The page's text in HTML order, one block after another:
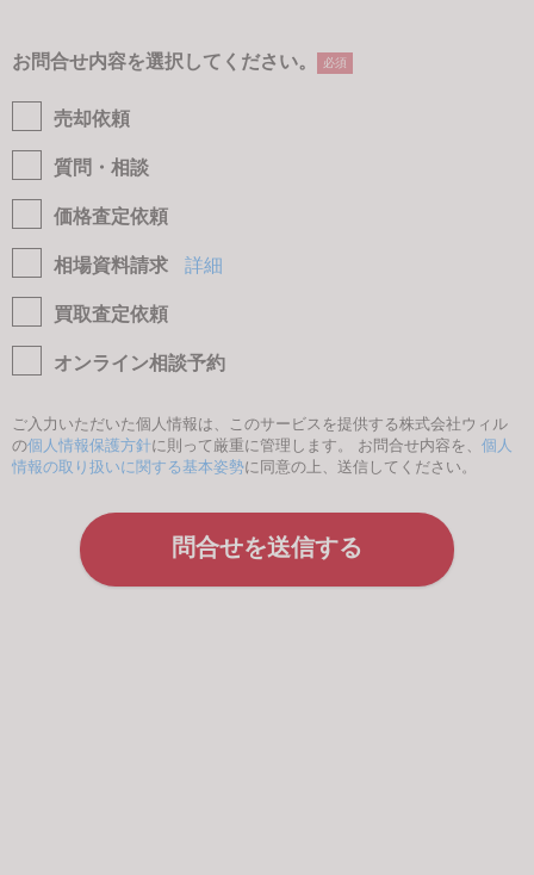
お問合せ内容を選択してください。 必須
売却依頼
質問・相談
価格査定依頼
相場資料請求 詳細
買取査定依頼
オンライン相談予約
ご入力いただいた個人情報は、このサービスを提供する株式会社ウィル
の個人情報保護方針に則って厳重に管理します。 お問合せ内容を、 個人
情報の取り扱いに関する基本姿勢に同意の上、送信してください。